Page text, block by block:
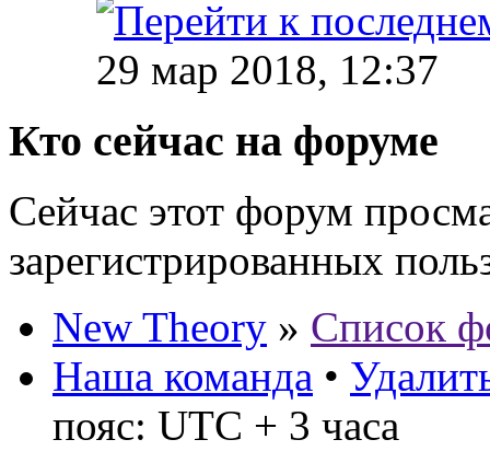
29 мар 2018, 12:37
Кто сейчас на форуме
Сейчас этот форум
зарегистрированных
New Theory » Список
Наша команда •
пояс: UTC + 3 часа